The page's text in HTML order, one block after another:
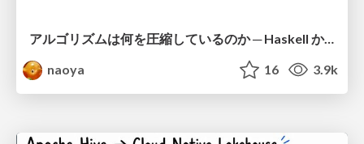
アルゴリズムは何を圧縮しているのか ─ Haskell から育った「圧縮代数」というメンタルモデル
naoya
16 3.9k